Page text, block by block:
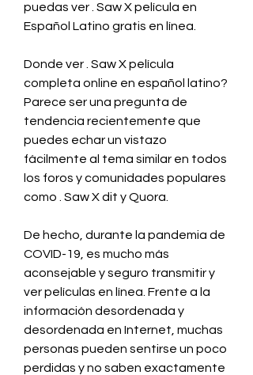
puedas ver . Saw X película en
Español Latino gratis en línea.
Donde ver . Saw X película
completa online en español latino?
Parece ser una pregunta de
tendencia recientemente que
puedes echar un vistazo
fácilmente al tema similar en todos
los foros y comunidades populares
como . Saw X dit y Quora.
De hecho, durante la pandemia de
COVID-19, es mucho más
aconsejable y seguro transmitir y
ver películas en línea. Frente a la
información desordenada y
desordenada en Internet, muchas
personas pueden sentirse un poco
perdidas y no saben exactamente